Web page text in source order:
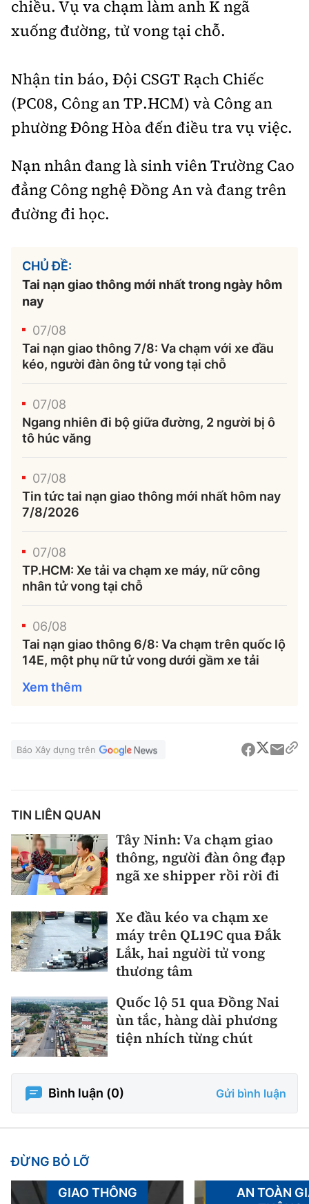
Nguyễn Đức Thắng, La Đức Hùng
Hotline:
Quảng cáo và Phát hành:
Email:bandoc@baoxaydung.vn
Cấm sao chép dưới mọi hình thức nếu không có sự
chấp thuận bằng văn bản.
Thông tin tòa
chiều. Vụ va chạm làm anh K ngã
xuống đường, tử vong tại chỗ.
Nhận tin báo, Đội CSGT Rạch Chiếc
(PC08, Công an TP.HCM) và Công an
phường Đông Hòa đến điều tra vụ việc.
Nạn nhân đang là sinh viên Trường Cao
đẳng Công nghệ Đồng An và đang trên
đường đi học.
CHỦ ĐỀ:
Tai nạn giao thông mới nhất trong ngày hôm
nay
07/08
Tai nạn giao thông 7/8: Va chạm với xe đầu
kéo, người đàn ông tử vong tại chỗ
07/08
Ngang nhiên đi bộ giữa đường, 2 người bị ô
tô húc văng
07/08
Tin tức tai nạn giao thông mới nhất hôm nay
7/8/2026
07/08
TP.HCM: Xe tải va chạm xe máy, nữ công
nhân tử vong tại chỗ
06/08
Tai nạn giao thông 6/8: Va chạm trên quốc lộ
14E, một phụ nữ tử vong dưới gầm xe tải
Xem thêm
Báo Xây dựng trên
TIN LIÊN QUAN
Tây Ninh: Va chạm giao
thông, người đàn ông đạp
ngã xe shipper rồi rời đi
Xe đầu kéo va chạm xe
máy trên QL19C qua Đắk
Lắk, hai người tử vong
thương tâm
Quốc lộ 51 qua Đồng Nai
ùn tắc, hàng dài phương
tiện nhích từng chút
Bình luận (0) Gửi bình luận
ĐỪNG BỎ LỠ
GIAO THÔNG
AN TOÀN